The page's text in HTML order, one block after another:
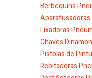
Berbequins
Aparafusadoras
Lixadoras
Chaves
Pistolas de
Rebitadoras